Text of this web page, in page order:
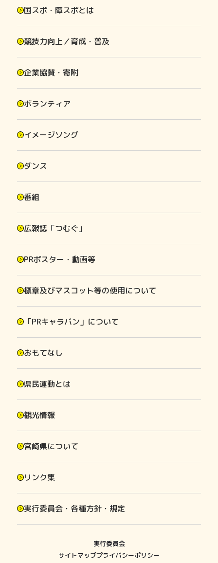
国スポ・障スポとは
競技力向上／育成・普及
企業協賛・寄附
ボランティア
イメージソング
ダンス
番組
広報誌「つむぐ」
PRポスター・動画等
標章及びマスコット等の使用について
「PRキャラバン」について
おもてなし
県民運動とは
観光情報
宮崎県について
リンク集
実行委員会・各種方針・規定
実行委員会
サイトマッププライバシーポリシー